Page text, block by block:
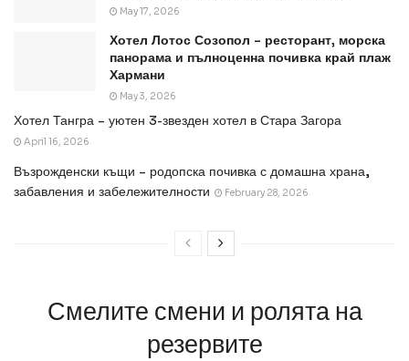
May 17, 2026
Хотел Лотос Созопол – ресторант, морска
панорама и пълноценна почивка край плаж
Хармани
May 3, 2026
Хотел Тангра – уютен 3-звезден хотел в Стара Загора
April 16, 2026
Възрожденски къщи – родопска почивка с домашна храна,
забавления и забележителности
February 28, 2026
Смелите смени и ролята на
резервите